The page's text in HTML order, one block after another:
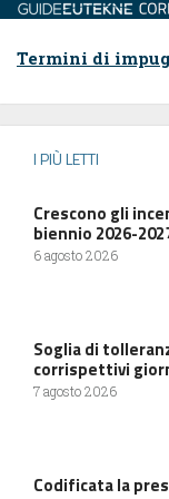
Termini di
I PIÙ LETTI
Crescono gli
biennio 2026-
6 agosto 2026
Soglia di
corrispettivi
7 agosto 2026
Codificata la